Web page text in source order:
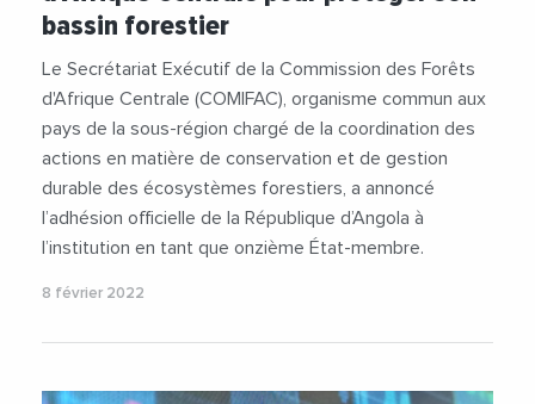
#Tchad
bassin forestier
Le Secrétariat Exécutif de la Commission des Forêts
d'Afrique Centrale (COMIFAC), organisme commun aux
pays de la sous-région chargé de la coordination des
actions en matière de conservation et de gestion
durable des écosystèmes forestiers, a annoncé
l’adhésion officielle de la République d’Angola à
l’institution en tant que onzième État-membre.
8 février 2022